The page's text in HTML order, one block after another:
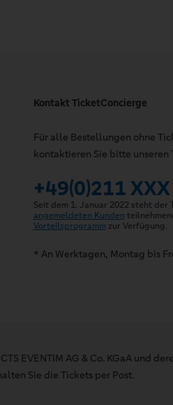
Kontakt TicketConcierge
Für alle Bestellungen ohne
kontaktieren Sie bitte unseren
+49(0)211
Seit dem 1. Januar 2022 steht der
angemeldeten Kunden
Vorteilsprogramm zur Verfügung.
* An Werktagen, Montag bis
EVENTIM AG & Co. KGaA und
Sie die Tickets per Post.